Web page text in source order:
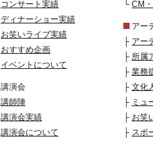
コンサート実績
ディナーショー実績
お笑いライブ実績
おすすめ企画
イベントについて
講演会
講師陣
講演会実績
講演会について
└ CM
アー
├ アー
├ 所属
├ 業務
├ 文化
├ ミュ
├ お笑
├ スポ